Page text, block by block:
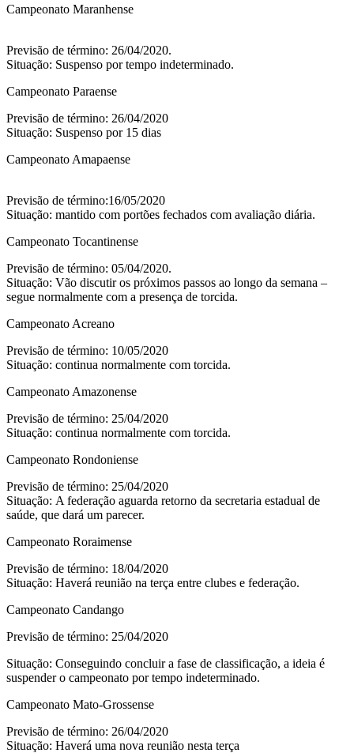
Campeonato Maranhense
Previsão de término: 26/04/2020.
Situação: Suspenso por tempo indeterminado.
Campeonato Paraense
Previsão de término: 26/04/2020
Situação: Suspenso por 15 dias
Campeonato Amapaense
Previsão de término:16/05/2020
Situação: mantido com portões fechados com avaliação diária.
Campeonato Tocantinense
Previsão de término: 05/04/2020.
Situação: Vão discutir os próximos passos ao longo da semana –
segue normalmente com a presença de torcida.
Campeonato Acreano
Previsão de término: 10/05/2020
Situação: continua normalmente com torcida.
Campeonato Amazonense
Previsão de término: 25/04/2020
Situação: continua normalmente com torcida.
Campeonato Rondoniense
Previsão de término: 25/04/2020
Situação: A federação aguarda retorno da secretaria estadual de
saúde, que dará um parecer.
Campeonato Roraimense
Previsão de término: 18/04/2020
Situação: Haverá reunião na terça entre clubes e federação.
Campeonato Candango
Previsão de término: 25/04/2020
Situação: Conseguindo concluir a fase de classificação, a ideia é
suspender o campeonato por tempo indeterminado.
Campeonato Mato-Grossense
Previsão de término: 26/04/2020
Situação: Haverá uma nova reunião nesta terça